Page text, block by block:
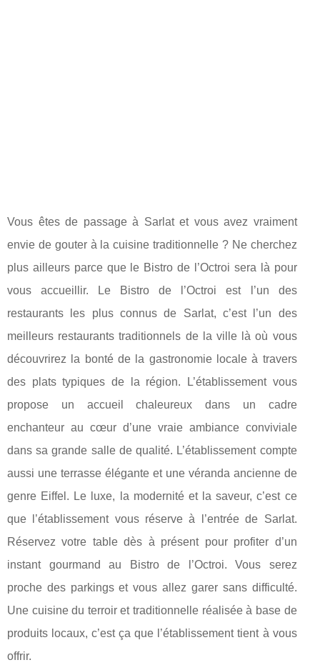
Vous êtes de passage à Sarlat et vous avez vraiment
envie de gouter à la cuisine traditionnelle ? Ne cherchez
plus ailleurs parce que le Bistro de l’Octroi sera là pour
vous accueillir. Le Bistro de l’Octroi est l’un des
restaurants les plus connus de Sarlat, c’est l’un des
meilleurs restaurants traditionnels de la ville là où vous
découvrirez la bonté de la gastronomie locale à travers
des plats typiques de la région. L’établissement vous
propose un accueil chaleureux dans un cadre
enchanteur au cœur d’une vraie ambiance conviviale
dans sa grande salle de qualité. L’établissement compte
aussi une terrasse élégante et une véranda ancienne de
genre Eiffel. Le luxe, la modernité et la saveur, c’est ce
que l’établissement vous réserve à l’entrée de Sarlat.
Réservez votre table dès à présent pour profiter d’un
instant gourmand au Bistro de l’Octroi. Vous serez
proche des parkings et vous allez garer sans difficulté.
Une cuisine du terroir et traditionnelle réalisée à base de
produits locaux, c’est ça que l’établissement tient à vous
offrir.